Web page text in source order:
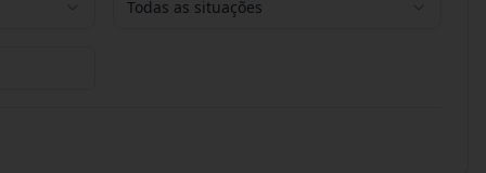
Todas as situações